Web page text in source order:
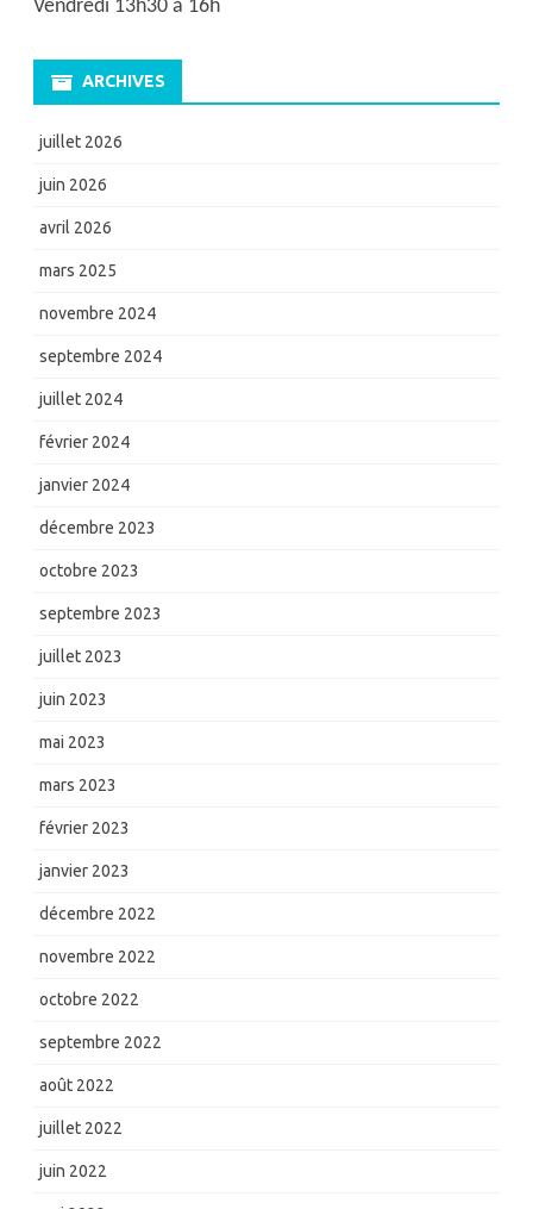
Vendredi 13h30 à 16h
ARCHIVES
juillet 2026
juin 2026
avril 2026
mars 2025
novembre 2024
septembre 2024
juillet 2024
février 2024
janvier 2024
décembre 2023
octobre 2023
septembre 2023
juillet 2023
juin 2023
mai 2023
mars 2023
février 2023
janvier 2023
décembre 2022
novembre 2022
octobre 2022
septembre 2022
août 2022
juillet 2022
juin 2022